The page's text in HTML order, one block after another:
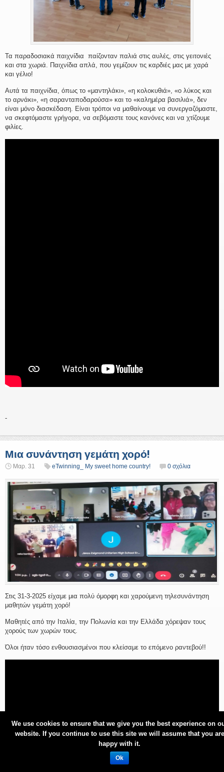
Τα παραδοσιακά παιχνίδια παίζονταν παλιά στις αυλές, στις γειτονιές
και στα χωριά. Παιχνίδια απλά, που γεμίζουν τις καρδιές μας με χαρά
και γέλιο!
Αυτά τα παιχνίδια, όπως το «μαντηλάκι», «η κολοκυθιά», «ο λύκος και
το αρνάκι», «η σαρανταποδαρούσα» και το «καλημέρα βασιλιά», δεν
είναι μόνο διασκέδαση. Είναι τρόποι να μαθαίνουμε να συνεργαζόμαστε,
να σκεφτόμαστε γρήγορα, να σεβόμαστε τους κανόνες και να χτίζουμε
φιλίες.
-
Μια συνάντηση γεμάτη χορό!
Μαρ. 31 eTwinning_ My sweet home country! 0 σχόλια
Στις 31-3-2025 είχαμε μια πολύ όμορφη και χαρούμενη τηλεσυνάντηση
μαθητών γεμάτη χορό!
Μαθητές από την Ιταλία, την Πολωνία και την Ελλάδα χόρεψαν τους
χορούς των χωρών τους.
Όλοι ήταν τόσο ενθουσιασμένοι που κλείσαμε το επόμενο ραντεβού!!
We use cookies to ensure that we give you the best experience on
website. If you continue to use this site we will assume that you are
happy with it.
Ok